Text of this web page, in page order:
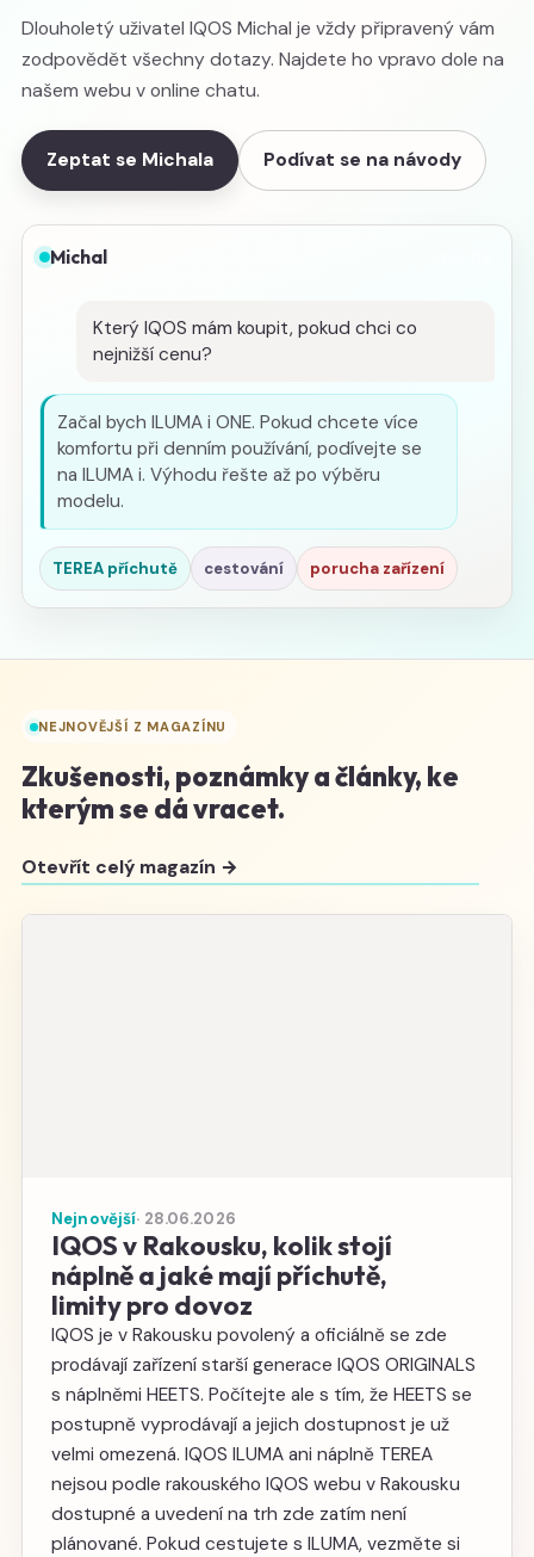
Dlouholetý uživatel IQOS Michal je vždy připravený vám
zodpovědět všechny dotazy. Najdete ho vpravo dole na
našem webu v online chatu.
Zeptat se Michala Podívat se na návody
Michal
Který IQOS mám koupit, pokud chci co
nejnižší cenu?
Začal bych ILUMA i ONE. Pokud chcete více
komfortu při denním používání, podívejte se
na ILUMA i. Výhodu řešte až po výběru
modelu.
TEREA příchutě cestování porucha zařízení
NEJNOVĚJŠÍ Z MAGAZÍNU
Zkušenosti, poznámky a články, ke
kterým se dá vracet.
Otevřít celý magazín →
Nejnovější· 28.06.2026
IQOS v Rakousku, kolik stojí
náplně a jaké mají příchutě,
limity pro dovoz
IQOS je v Rakousku povolený a oficiálně se zde
prodávají zařízení starší generace IQOS ORIGINALS
s náplněmi HEETS. Počítejte ale s tím, že HEETS se
postupně vyprodávají a jejich dostupnost je už
velmi omezená. IQOS ILUMA ani náplně TEREA
nejsou podle rakouského IQOS webu v Rakousku
dostupné a uvedení na trh zde zatím není
plánované. Pokud cestujete s ILUMA, vezměte si